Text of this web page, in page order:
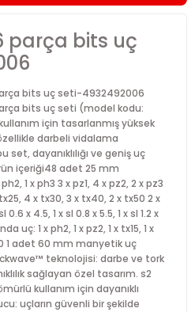
parça bits uç
bits uç seti-4932492006
bits uç seti (model kodu:
için tasarlanmış yüksek
darbeli vidalama
dayanıklılığı ve geniş uç
içeriği48 adet 25 mm
1 x ph3 3 x pz1, 4 x pz2, 2 x pz3
4 x tx30, 3 x tx40, 2 x tx50 2 x
x 4.5, 1 x sl 0.8 x 5.5, 1 x sl 1.2 x
uç: 1 x ph2, 1 x pz2, 1 x tx15, 1 x
1 adet 60 mm manyetik uç
teknolojisi: darbe ve tork
sağlayan özel tasarım. s2
kullanım için dayanıklı
uçların güvenli bir şekilde